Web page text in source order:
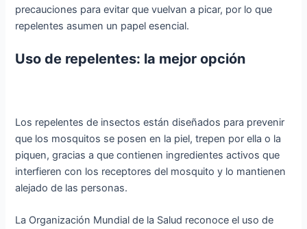
precauciones para evitar que vuelvan a picar, por lo que
repelentes asumen un papel esencial.
Uso de repelentes: la mejor opción
Los repelentes de insectos están diseñados para prevenir
que los mosquitos se posen en la piel, trepen por ella o la
piquen, gracias a que contienen ingredientes activos que
interfieren con los receptores del mosquito y lo mantienen
alejado de las personas.
La Organización Mundial de la Salud reconoce el uso de